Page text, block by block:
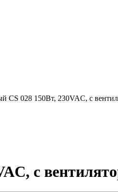
CS 028 150Вт, 230VAC, с
с